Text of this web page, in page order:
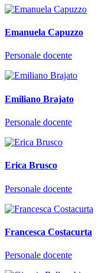
Emanuela Capuzzo
Personale docente
Emiliano Brajato
Personale docente
Erica Brusco
Personale docente
Francesca Costacurta
Personale docente